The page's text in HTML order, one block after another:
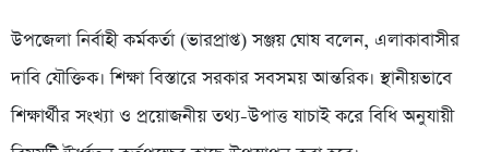
উপজেলা নির্বাহী কর্মকর্তা (ভারপ্রাপ্ত) সঞ্জয় ঘোষ বলেন, এলাকাবাসীর
দাবি যৌক্তিক। শিক্ষা বিস্তারে সরকার সবসময় আন্তরিক। স্থানীয়ভাবে
শিক্ষার্থীর সংখ্যা ও প্রয়োজনীয় তথ্য-উপাত্ত যাচাই করে বিধি অনুযায়ী